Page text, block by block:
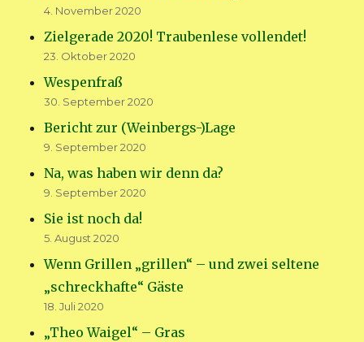
4. November 2020
Zielgerade 2020! Traubenlese vollendet!
23. Oktober 2020
Wespenfraß
30. September 2020
Bericht zur (Weinbergs-)Lage
9. September 2020
Na, was haben wir denn da?
9. September 2020
Sie ist noch da!
5. August 2020
Wenn Grillen „grillen“ – und zwei seltene
„schreckhafte“ Gäste
18. Juli 2020
„Theo Waigel“ – Gras